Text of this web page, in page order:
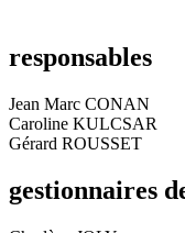
responsables
Jean Marc CONAN
Caroline KULCSAR
Gérard ROUSSET
gestionnaires